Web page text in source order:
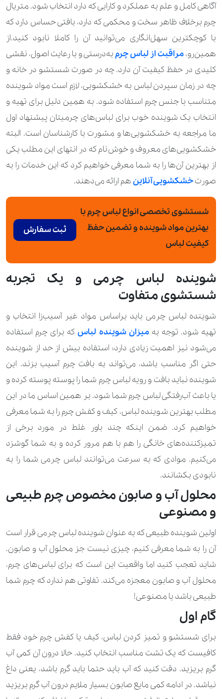
آگاهی کامل و علم به عملکرد و کارایی که دارد انتخاب شود. متریال
چرم برخلاف ظاهر سخت و محکمی که دارد، بافتی حساس دارد که
با کوچکترین سهل‌انگاری می‌توانید آن را کاملا نابود کنید.از
همین‌رو،مراقبت از لباس چرمبه‌درستی و با رعایت اصول، نقشی
کلیدی در حفظ کیفیت آن دارد. چه در صورت شستشو در خانه و
چه در زمان سپردن لباس به خشکشویی، لازم است مواد شوینده
متناسب با جنس چرم استفاده شود. به همین دلیل برای تهیه و
انتخاب یک شوینده خوب برای لباس‌های چرمیتان پیشنهاد اول
ما مراجعه به خشکشویی‌ها و مشورت با کارشناسان است. البته
خشکشویی‌های معروف و خوش‌نام که در انتهای این مطلب یکی
از بهترین آن‌ها را به شما معرفی خواهیم کرد که این خدمات را به
صورتخشکشویی آنلاین هم ارائه می‌دهند.
شستشوی تخصصی انواع لباس چرم با
بهترین مواد شوینده و تضمین حفظ
کیفیت لباس
ثبت سفارش
شوینده لباس چرمی و یک تجربه
شستشوی متفاوت
شوینده لباس چرمی باید براساس مواد غیر آسیب‌زا انتخاب و
تهیه شود. توجه بهمیزان شوینده لباس که برای چرم استفاده
می‌شود نیز اهمیت زیادی دارد؛ استفاده بیش از حد از شوینده
حتی اگر مناسب باشد، می‌تواند به بافت چرم آسیب بزند. این
شوینده نباید بافت و رویه لباس چرم شما را پوسته پوسته کرده و
یا باعث آب‌رفتگی لباس چرم شما شود. بر همین اساس ما در این
مطلب بهترین شوینده لباس، کیف و کفش چرم را به شما معرفی
خواهیم کرد. ضمن اینکه چند باور غلط در مورد برخی از
تمیزکننده‌های خانگی را هم با هم مرور کرده و به شما گوشزد
می‌کنیم. موادی که به سرعت می‌توانند لباس چرمی شما را به
نابودی بکشانند.
محلول آب و صابون مخصوص چرم طبیعی
و مصنوعی
اولین شوینده طبیعی که به عنوان شوینده لباس چرمی قرار است
آن را به شما معرفی کنیم، چیزی نیست جز محلول آب و صابون.
شاید تعجب کنید اما واقعیت این است که برای لباس‌های چرم،
محلول آب و صابون معجزه می‌کند. تفاوتی هم ندارد که چرم شما
طبیعی باشد یا مصنوعی!
گام اول
برای شستشو و تمیز کردن لباس، کیف یا کفش چرم خود فقط
کافیست که یک تشت مناسب انتخاب کنید. حالا درون آن کمی آب
گرم بریزید. دقت کنید که آب باید حتما باید گرم باشد، یعنی داغ
نباشد. در ادامه کمی مایع صابون بسیار ملایم درون آب گرم بریزید